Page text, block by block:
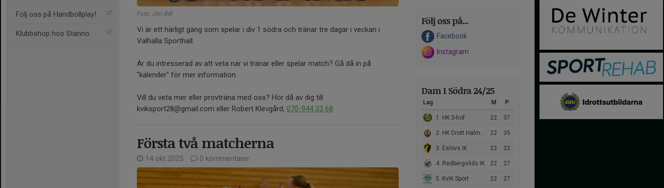
Följ oss på Handbollplay!
Klubbshop hos Stanno
Följ oss på...
Facebook
Instagram
Dam 1 Södra 24/25
Lag M P
1. HK S-hof 22 37
2. HK Drott Halmstad 22 35
3. Eslövs IK 22 32
4. Redbergslids IK 22 27
5. KvIK Sport 22 27
Foto: Jim Bill
Vi är ett härligt gäng som spelar i div 1 södra och tränar tre dagar i veckan i
Valhalla Sporthall.
Är du intresserad av att veta när vi tränar eller spelar match? Gå då in på
"kalender" för mer information.
Vill du veta mer eller provträna med oss? Hör då av dig till
kviksport28@gmail.com eller Robert Klevgård, 070-944 33 68
Första två matcherna
14 okt 2025 0 kommentarer